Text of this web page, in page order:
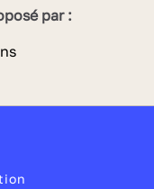
par :